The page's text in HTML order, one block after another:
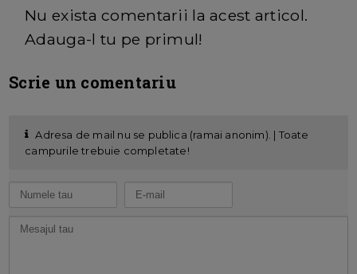
Nu exista comentarii la acest articol.
Adauga-l tu pe primul!
Scrie un comentariu
Adresa de mail nu se publica (ramai anonim). | Toate
campurile trebuie completate!